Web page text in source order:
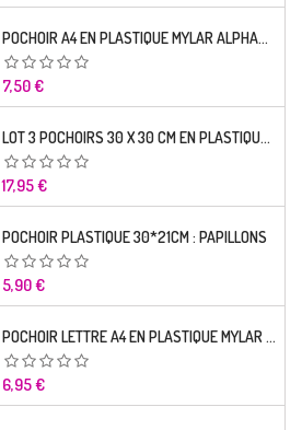
POCHOIR A4 EN PLASTIQUE MYLAR ALPHABET LETTRE TYPO SCIENCE 35 MM
Prix
7,50 €
LOT 3 POCHOIRS 30 X 30 CM EN PLASTIQUE MYLAR : ALPHABET COMPLET CABBAGE OMBRE 70 MM
Prix
17,95 €
POCHOIR PLASTIQUE 30*21CM : PAPILLONS
Prix
5,90 €
POCHOIR LETTRE A4 EN PLASTIQUE MYLAR ALPHABET LETTRES BRODWAY CAPITALES 20 MM
Prix
6,95 €